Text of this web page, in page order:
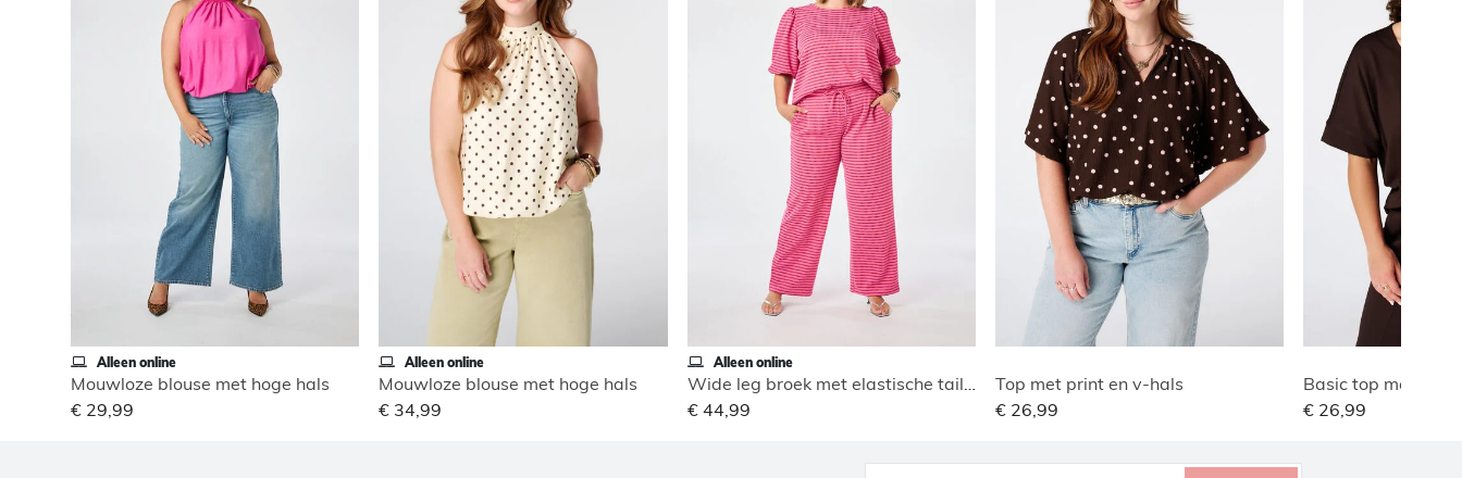
Alleen online
Mouwloze blouse met hoge hals
€ 29,99
Alleen online
Mouwloze blouse met hoge hals
€ 34,99
Alleen online
Wide leg broek met elastische taille
€ 44,99
Top met print en v-hals
€ 26,99
Basic top met
€ 26,99